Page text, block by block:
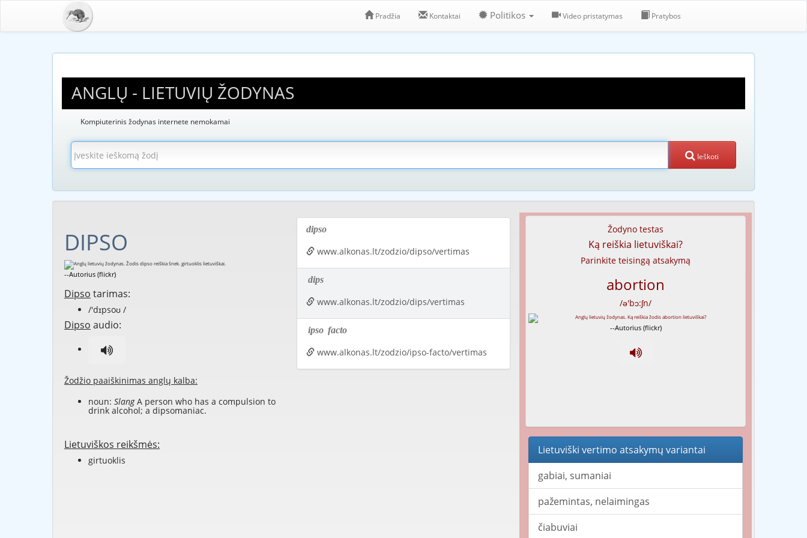
Pradžia Kontaktai Politikos Video pristatymas Pratybos
ANGLŲ - LIETUVIŲ ŽODYNAS
Kompiuterinis žodynas internete nemokamai
Ieškoti
DIPSO
--Autorius (flickr)
Dipso tarimas:
/'dɪpsoʊ /
Dipso audio:
Žodžio paaiškinimas anglų kalba:
noun: SlangA person who has a compulsion to
drink alcohol; a dipsomaniac.
Lietuviškos reikšmės:
girtuoklis
dipso
www.alkonas.lt/zodzio/dipso/vertimas
dips
www.alkonas.lt/zodzio/dips/vertimas
ipso facto
www.alkonas.lt/zodzio/ipso-facto/vertimas
Žodyno testas
Ką reiškia lietuviškai?
Parinkite teisingą atsakymą
abortion
/ə'bɔ:ʃn/
--Autorius (flickr)
Lietuviški vertimo atsakymų variantai
gabiai, sumaniai
pažemintas, nelaimingas
čiabuviai